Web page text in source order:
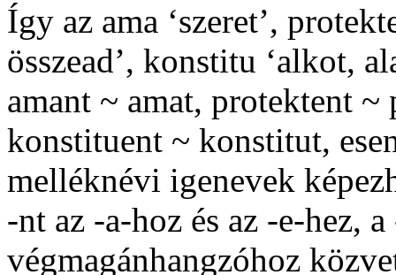
Így az ama ‘szeret’,
összead’, konstitu ‘alkot,
amant ~ amat, protektent ~
konstituent ~ konstitut,
melléknévi igenevek
-nt az -a-hoz és az -e-hez, a
végmagánhangzóhoz